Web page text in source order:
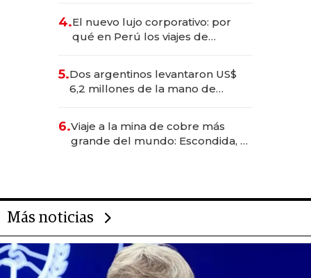
4.El nuevo lujo corporativo: por
qué en Perú los viajes de
para convertirse en experiencias
transformadoras
5.Dos argentinos levantaron US$
6,2 millones de la mano de
6.Viaje a la mina de cobre más
grande del mundo: Escondida, el
Más noticias